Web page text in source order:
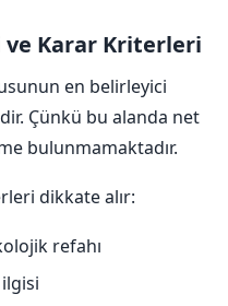
ve Karar Kriterleri
en belirleyici
Çünkü bu alanda net
bulunmamaktadır.
dikkate alır:
refahı